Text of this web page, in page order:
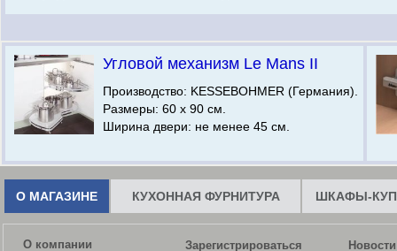
Угловой механизм Le Mans II
Производство: KESSEBOHMER (Германия).
Размеры: 60 х 90 см.
Ширина двери: не менее 45 см.
О МАГАЗИНЕ КУХОННАЯ ФУРНИТУРА ШКАФЫ-
О компании Зарегистрироваться Новости